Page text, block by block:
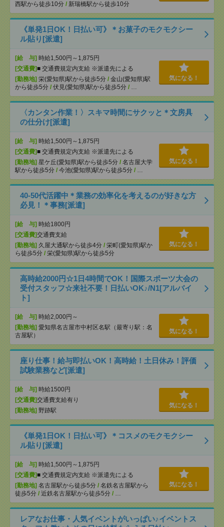
西駅から徒歩10分 / 新瑞橋駅から徒歩10分
《単発1日OK！日払い可》＊お菓子のモクモクシー
ル貼り[派遣]
[給 与] 時給1,500円～1,875円
[交通費]■ 交通費規定内支給 ※派遣先による
[勤務地] 栄(愛知県)駅から徒歩5分 / 金山(愛知県)駅
から徒歩5分 / 伏見(愛知県)駅から徒歩5分 / …
気になる！
〈カンタン作業！〉スキマ時間にサクッと＊文房具
の仕分け[派遣]
[給 与] 時給1,500円～1,875円
[交通費]■ 交通費規定内支給 ※派遣先による
[勤務地] 星ケ丘(愛知県)駅から徒歩5分 / 名古屋大学
駅から徒歩5分 / 今池(愛知県)駅から徒歩5分 / …
気になる！
40-50代活躍中＊業務の効率化を考えるのが好きな方
必見！＊事務[派遣]
[給 与] 時給1800円
[交通費]交通費支給
[勤務地] 久屋大通駅から徒歩4分 / 栄町(愛知県)駅か
ら徒歩5分 / 栄(愛知県)駅から徒歩5分
気になる！
高時給2000円☆1日4時間でOK！国際スポーツ大会の
受付スタッフ☆来社不要！日払いOK♪/N1[アルバイ
ト]
[給 与] 時給2,000円～
[勤務地] 愛知県名古屋市中村区名駅（最寄り駅：名
古屋駅）
気になる！
座り仕事！給与即払いOK！高時給！土日休み！評価
試験業務など[派遣]
[給 与] 時給1500円
[交通費]交通費支給有り
[勤務地] 野跡駅
気になる！
《単発1日OK！日払い可》＊コスメのモクモクシー
ル貼り[派遣]
[給 与] 時給1,500円～1,875円
[交通費]■ 交通費規定内支給 ※派遣先による
[勤務地] 名古屋駅から徒歩5分 / 名鉄名古屋駅から
徒歩5分 / 近鉄名古屋駅から徒歩5分 / …
気になる！
レアなお仕事・人気イベントがいっぱい♪イベントス